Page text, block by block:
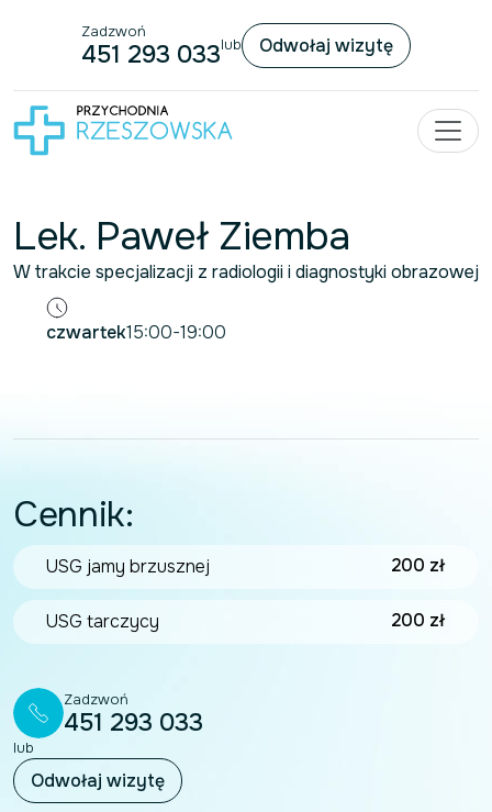
Przejdź do treści
Zadzwoń
451 293 033lub Odwołaj wizytę
Lek. Paweł Ziemba
W trakcie specjalizacji z radiologii i diagnostyki obrazowej
czwartek15:00-19:00
Cennik:
USG jamy brzusznej 200 zł
USG tarczycy 200 zł
Zadzwoń
451 293 033
lub
Odwołaj wizytę